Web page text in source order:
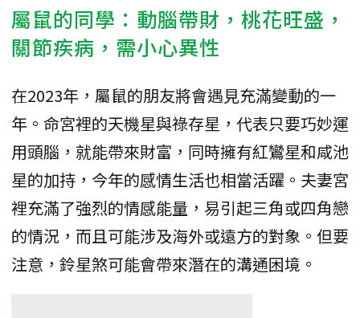
屬鼠的同學：動腦帶財，桃花旺盛，
關節疾病，需小心異性
在2023年，屬鼠的朋友將會遇見充滿變動的一
年。命宮裡的天機星與祿存星，代表只要巧妙運
用頭腦，就能帶來財富，同時擁有紅鸞星和咸池
星的加持，今年的感情生活也相當活躍。夫妻宮
裡充滿了強烈的情感能量，易引起三角或四角戀
的情況，而且可能涉及海外或遠方的對象。但要
注意，鈴星煞可能會帶來潛在的溝通困境。